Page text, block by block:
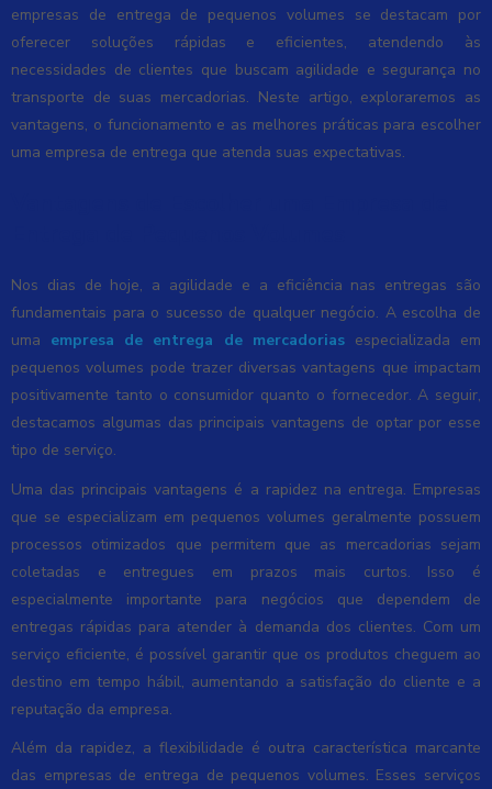
empresas de entrega de pequenos volumes se destacam por
oferecer soluções rápidas e eficientes, atendendo às
necessidades de clientes que buscam agilidade e segurança no
transporte de suas mercadorias. Neste artigo, exploraremos as
vantagens, o funcionamento e as melhores práticas para escolher
uma empresa de entrega que atenda suas expectativas.
Nos dias de hoje, a agilidade e a eficiência nas entregas são
fundamentais para o sucesso de qualquer negócio. A escolha de
uma empresa de entrega de mercadoriasespecializada em
pequenos volumes pode trazer diversas vantagens que impactam
positivamente tanto o consumidor quanto o fornecedor. A seguir,
destacamos algumas das principais vantagens de optar por esse
tipo de serviço.
Uma das principais vantagens é a rapidez na entrega. Empresas
que se especializam em pequenos volumes geralmente possuem
processos otimizados que permitem que as mercadorias sejam
coletadas e entregues em prazos mais curtos. Isso é
especialmente importante para negócios que dependem de
entregas rápidas para atender à demanda dos clientes. Com um
serviço eficiente, é possível garantir que os produtos cheguem ao
destino em tempo hábil, aumentando a satisfação do cliente e a
reputação da empresa.
Além da rapidez, a flexibilidade é outra característica marcante
das empresas de entrega de pequenos volumes. Esses serviços